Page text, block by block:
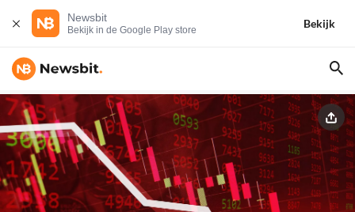
Newsbit
Bekijk in de Google Play store
Bekijk